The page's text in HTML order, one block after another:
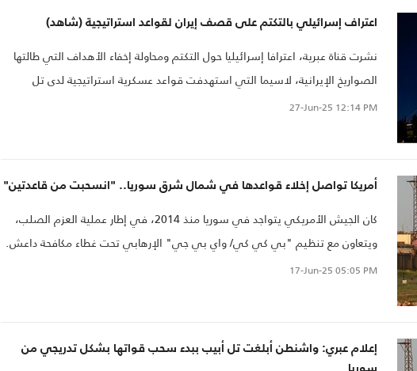
اعتراف إسرائيلي بالتكتم على قصف إيران لقواعد استراتيجية (شاهد)
نشرت قناة عبرية، اعترافا إسرائيليا حول التكتم ومحاولة إخفاء الأهداف التي طالتها
الصواريخ الإيرانية، لاسيما التي استهدفت قواعد عسكرية استراتيجية لدى تل
أبيب..
27-Jun-25 12:14 PM
أمريكا تواصل إخلاء قواعدها في شمال شرق سوريا.. "انسحبت من قاعدتين"
كان الجيش الأمريكي يتواجد في سوريا منذ 2014، في إطار عملية العزم الصلب،
ويتعاون مع تنظيم "بي كي كي/ واي بي جي" الإرهابي تحت غطاء مكافحة داعش.
17-Jun-25 05:05 PM
إعلام عبري: واشنطن أبلغت تل أبيب ببدء سحب قواتها بشكل تدريجي من
سوريا